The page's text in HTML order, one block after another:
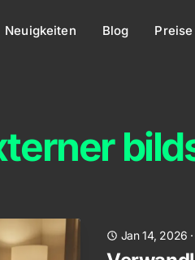
Neuigkeiten Blog Preise
Jan 14, 2026 ·